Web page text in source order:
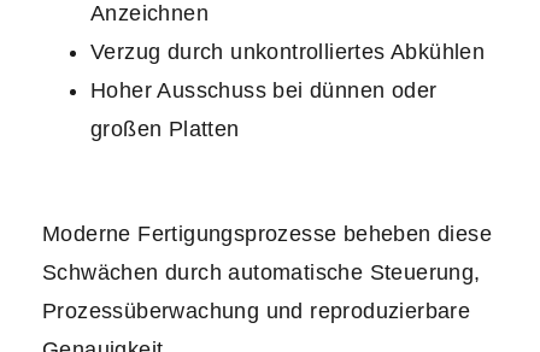
Anzeichnen
Verzug durch unkontrolliertes Abkühlen
Hoher Ausschuss bei dünnen oder
großen Platten
Moderne Fertigungsprozesse beheben diese
Schwächen durch automatische Steuerung,
Prozessüberwachung und reproduzierbare